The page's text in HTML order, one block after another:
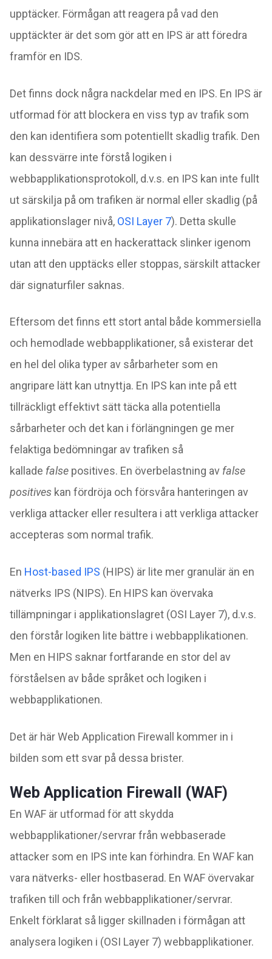
upptäcker. Förmågan att reagera på vad den
upptäckter är det som gör att en IPS är att föredra
framför en IDS.
Det finns dock några nackdelar med en IPS. En IPS är
utformad för att blockera en viss typ av trafik som
den kan identifiera som potentiellt skadlig trafik. Den
kan dessvärre inte förstå logiken i
webbapplikationsprotokoll, d.v.s. en IPS kan inte fullt
ut särskilja på om trafiken är normal eller skadlig (på
applikationslager nivå, OSI Layer 7). Detta skulle
kunna innebära att en hackerattack slinker igenom
utan att den upptäcks eller stoppas, särskilt attacker
där signaturfiler saknas.
Eftersom det finns ett stort antal både kommersiella
och hemodlade webbapplikationer, så existerar det
en hel del olika typer av sårbarheter som en
angripare lätt kan utnyttja. En IPS kan inte på ett
tillräckligt effektivt sätt täcka alla potentiella
sårbarheter och det kan i förlängningen ge mer
felaktiga bedömningar av trafiken så
kallade false positives. En överbelastning av false
positives kan fördröja och försvåra hanteringen av
verkliga attacker eller resultera i att verkliga attacker
accepteras som normal trafik.
En Host-based IPS (HIPS) är lite mer granulär än en
nätverks IPS (NIPS). En HIPS kan övervaka
tillämpningar i applikationslagret (OSI Layer 7), d.v.s.
den förstår logiken lite bättre i webbapplikationen.
Men en HIPS saknar fortfarande en stor del av
förståelsen av både språket och logiken i
webbapplikationen.
Det är här Web Application Firewall kommer in i
bilden som ett svar på dessa brister.
Web Application Firewall (WAF)
En WAF är utformad för att skydda
webbapplikationer/servrar från webbaserade
attacker som en IPS inte kan förhindra. En WAF kan
vara nätverks- eller hostbaserad. En WAF övervakar
trafiken till och från webbapplikationer/servrar.
Enkelt förklarat så ligger skillnaden i förmågan att
analysera logiken i (OSI Layer 7) webbapplikationer.